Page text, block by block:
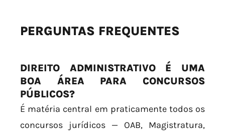
PERGUNTAS FREQUENTES
DIREITO ADMINISTRATIVO É UMA
BOA ÁREA PARA CONCURSOS
PÚBLICOS?
É matéria central em praticamente todos os
concursos jurídicos — OAB, Magistratura,